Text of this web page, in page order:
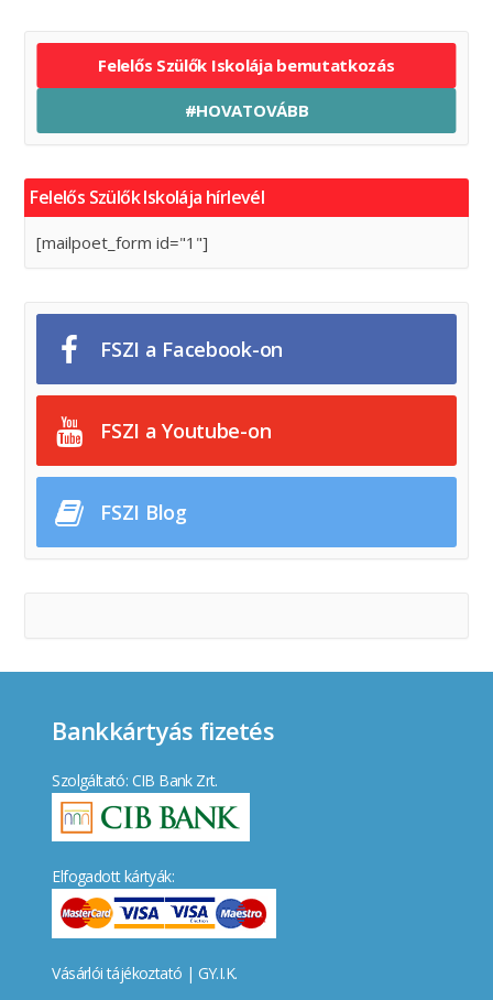
Felelős Szülők Iskolája bemutatkozás
#HOVATOVÁBB
Felelős Szülők Iskolája hírlevél
[mailpoet_form id="1"]
FSZI a Facebook-on
FSZI a Youtube-on
FSZI Blog
Bankkártyás fizetés
Szolgáltató: CIB Bank Zrt.
Elfogadott kártyák:
Vásárlói tájékoztató | GY.I.K.